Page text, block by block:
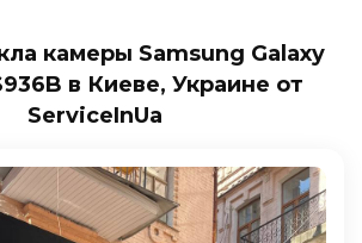
камеры Samsung Galaxy
в Киеве, Украине от
ServiceInUa